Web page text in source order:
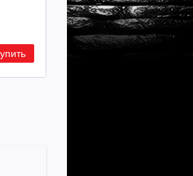
Дом музыки